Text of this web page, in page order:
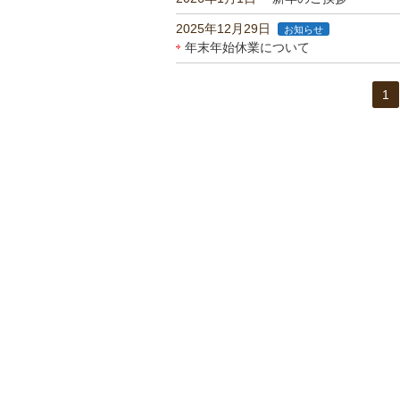
2025年12月29日 お知らせ
年末年始休業について
1